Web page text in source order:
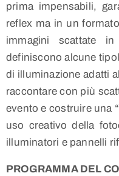
prima impensabili,
reflex ma in un
immagini scattate
definiscono alcune
di illuminazione adatti
raccontare con più
evento e costruire una
uso creativo della
illuminatori e pannelli
PROGRAMMA DEL